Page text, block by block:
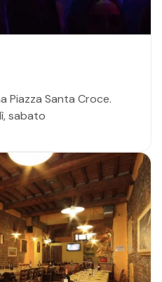
Piazza Santa Croce.
sabato